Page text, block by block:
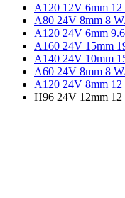
A120 12V 6mm 12
А80 24V 8mm 8
A120 24V 6mm
A160 24V 15mm
A140 24V 10mm
A60 24V 8mm 8
A120 24V 8mm
H96 24V 12mm